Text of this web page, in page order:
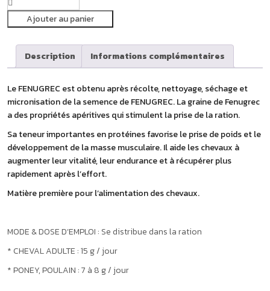
Ajouter au panier
Description Informations complémentaires
Le FENUGREC est obtenu après récolte, nettoyage, séchage et
micronisation de la semence de FENUGREC. La graine de Fenugrec
a des propriétés apéritives qui stimulent la prise de la ration.
Sa teneur importantes en protéines favorise le prise de poids et le
développement de la masse musculaire.Il aide les chevaux à
augmenter leur vitalité, leur endurance et à récupérer plus
rapidement après l’effort.
Matière première pour l’alimentation des chevaux.
MODE & DOSE D’EMPLOI : Se distribue dans la ration
* CHEVAL ADULTE : 15 g / jour
* PONEY, POULAIN : 7 à 8 g / jour